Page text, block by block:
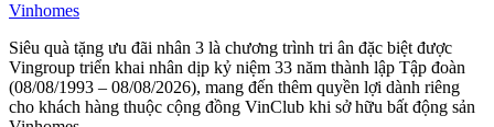
Vinhomes
Siêu quà tặng ưu đãi nhân 3 là chương trình tri ân đặc biệt được
Vingroup triển khai nhân dịp kỷ niệm 33 năm thành lập Tập đoàn
(08/08/1993 – 08/08/2026), mang đến thêm quyền lợi dành riêng
cho khách hàng thuộc cộng đồng VinClub khi sở hữu bất động sản